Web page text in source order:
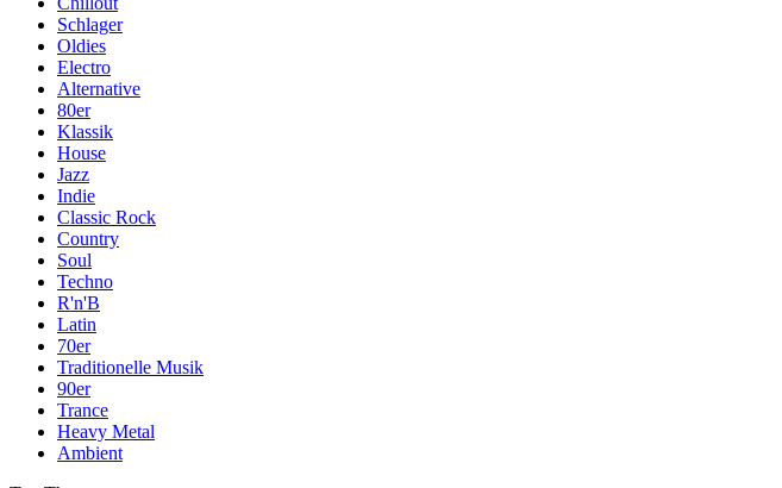
Schlager
Oldies
Electro
Alternative
80er
Klassik
House
Jazz
Indie
Classic Rock
Country
Soul
Techno
R'n'B
Latin
70er
Traditionelle Musik
90er
Trance
Heavy Metal
Ambient